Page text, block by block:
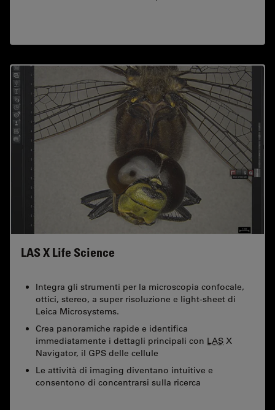
LAS X Life Science
Integra gli strumenti per la microscopia confocale,
ottici, stereo, a super risoluzione e light-sheet di
Leica Microsystems.
Crea panoramiche rapide e identifica
immediatamente i dettagli principali con LAS X
Navigator, il GPS delle cellule
Le attività di imaging diventano intuitive e
consentono di concentrarsi sulla ricerca